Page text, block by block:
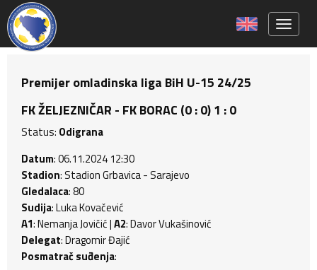
Premijer omladinska liga BiH U-15 24/25
FK ŽELJEZNIČAR - FK BORAC (0 : 0) 1 : 0
Status: Odigrana
Datum: 06.11.2024 12:30
Stadion: Stadion Grbavica - Sarajevo
Gledalaca: 80
Sudija: Luka Kovačević
A1: Nemanja Jovičić |A2: Davor Vukašinović
Delegat: Dragomir Đajić
Posmatrač suđenja: